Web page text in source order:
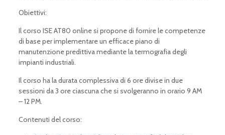
Obiettivi:
Il corso ISE AT80 online si propone di fornire le competenze
di base per implementare un efficace piano di
manutenzione predittiva mediante la termografia degli
impianti industriali.
Il corso ha la durata complessiva di 6 ore divise in due
sessioni da 3 ore ciascuna che si svolgeranno in orario 9 AM
– 12 PM.
Contenuti del corso: